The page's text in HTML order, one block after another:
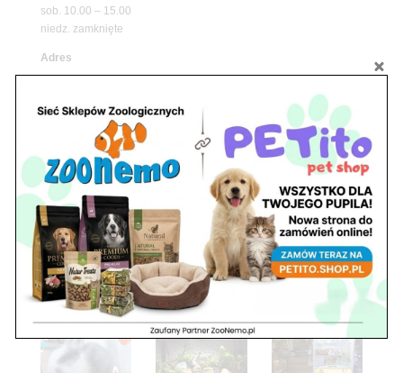
sob. 10.00 – 15.00
niedz. zamknięte
Adres
ul. Leśna 2
tel. 503 900 215
Godziny pracy
pon. – piąt. 10.00 – 19.00
sob. 8.00 – 15.00
niedz. zamknięte